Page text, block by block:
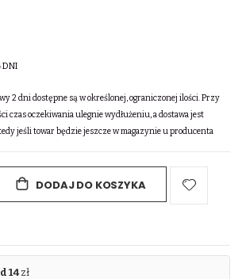
DNI
2 dni dostępne są w określonej, ograniczonej ilości. Przy
czas oczekiwania ulegnie wydłużeniu, a dostawa jest
jeśli towar będzie jeszcze w magazynie u producenta
DODAJ DO KOSZYKA
14zł